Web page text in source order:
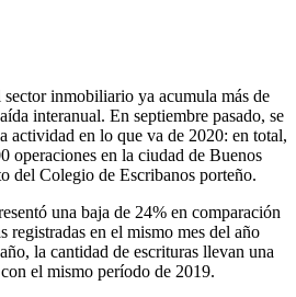
inmobiliario ya acumula más de
interanual. En septiembre pasado, se
actividad en lo que va de 2020: en total,
operaciones en la ciudad de Buenos
del Colegio de Escribanos porteño.
una baja de 24% en comparación
registradas en el mismo mes del año
la cantidad de escrituras llevan una
el mismo período de 2019.